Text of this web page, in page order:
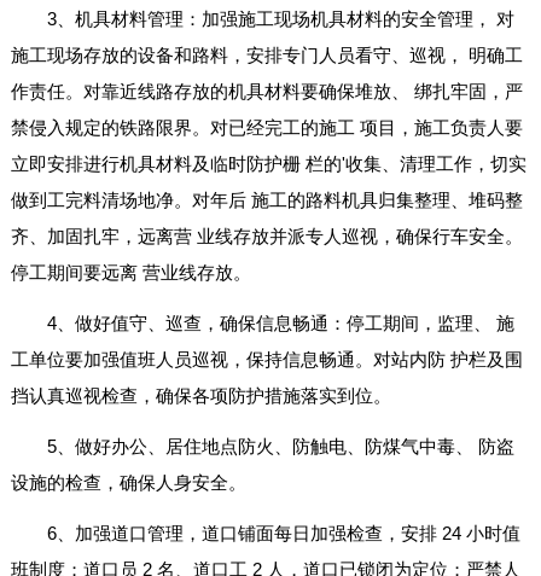
3、机具材料管理：加强施工现场机具材料的安全管理， 对
施工现场存放的设备和路料，安排专门人员看守、巡视， 明确工
作责任。对靠近线路存放的机具材料要确保堆放、 绑扎牢固，严
禁侵入规定的铁路限界。对已经完工的施工 项目，施工负责人要
立即安排进行机具材料及临时防护栅 栏的'收集、清理工作，切实
做到工完料清场地净。对年后 施工的路料机具归集整理、堆码整
齐、加固扎牢，远离营 业线存放并派专人巡视，确保行车安全。
停工期间要远离 营业线存放。
4、做好值守、巡查，确保信息畅通：停工期间，监理、 施
工单位要加强值班人员巡视，保持信息畅通。对站内防 护栏及围
挡认真巡视检查，确保各项防护措施落实到位。
5、做好办公、居住地点防火、防触电、防煤气中毒、 防盗
设施的检查，确保人身安全。
6、加强道口管理，道口铺面每日加强检查，安排 24 小时值
班制度；道口员 2 名、道口工 2 人，道口已锁闭为定位；严禁人